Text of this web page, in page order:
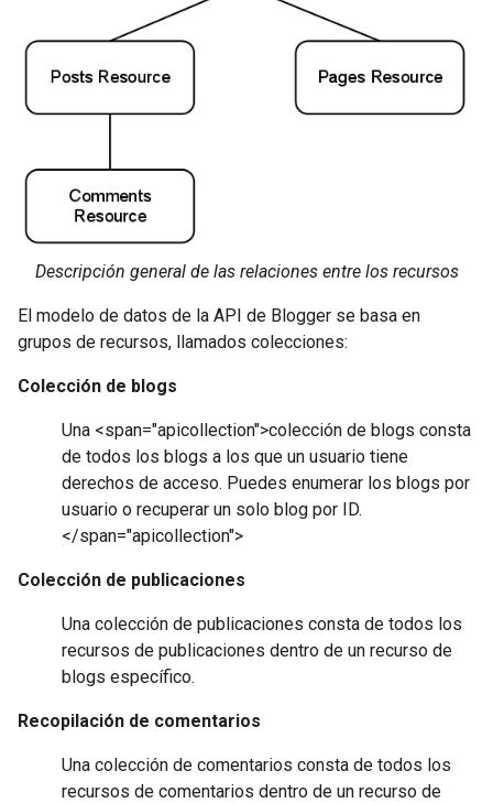
Descripción general de las relaciones entre los recursos
El modelo de datos de la API de Blogger se basa en
grupos de recursos, llamados colecciones:
Colección de blogs
Una <span="apicollection">colección de blogs consta
de todos los blogs a los que un usuario tiene
derechos de acceso. Puedes enumerar los blogs por
usuario o recuperar un solo blog por ID.
</span="apicollection">
Colección de publicaciones
Una colección de publicaciones consta de todos los
recursos de publicaciones dentro de un recurso de
blogs específico.
Recopilación de comentarios
Una colección de comentarios consta de todos los
recursos de comentarios dentro de un recurso de